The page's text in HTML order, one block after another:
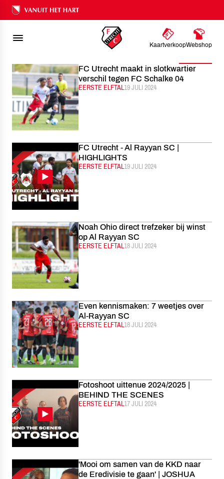
Ons nalatenschap
KaartverkoopWebshop
FC UTRECHT NIEUWS
FC Utrecht maakt in slotkwartier
verschil tegen FC Schalke 04
CATEGORIE:
EERSTE ELFTALGEPUBLICEERD:
19 JULI 2024
FC Utrecht - Al Rayyan SC |
HIGHLIGHTS
CATEGORIE:
EERSTE ELFTALGEPUBLICEERD:
19 JULI 2024
Noah Ohio direct trefzeker bij winst
op Al Rayyan SC
CATEGORIE:
EERSTE ELFTALGEPUBLICEERD:
18 JULI 2024
Even kennismaken: 7 weetjes over
Al-Rayyan SC
CATEGORIE:
EERSTE ELFTALGEPUBLICEERD:
18 JULI 2024
Fotoshoot uittenue 2024/2025 |
BEHIND THE SCENES
CATEGORIE:
EERSTE ELFTALGEPUBLICEERD:
17 JULI 2024
'Mooi om samen van de KKD naar
de Eredivisie te gaan' | JOSHUA